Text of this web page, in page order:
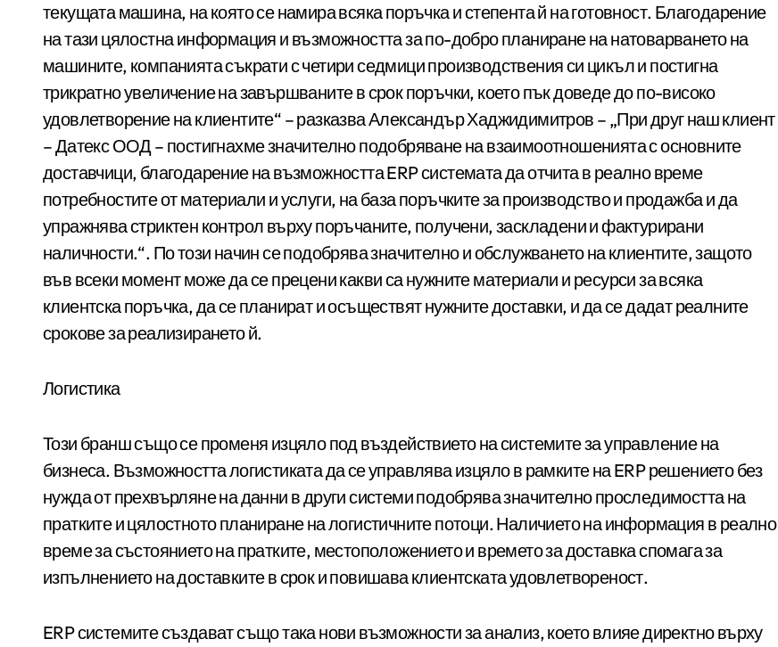
текущата машина, на която се намира всяка поръчка и степента й на готовност. Благодарение
на тази цялостна информация и възможността за по-добро планиране на натоварването на
машините, компанията съкрати с четири седмици производствения си цикъл и постигна
трикратно увеличение на завършваните в срок поръчки, което пък доведе до по-високо
удовлетворение на клиентите“ – разказва Александър Хаджидимитров – „При друг наш клиент
– Датекс ООД – постигнахме значително подобряване на взаимоотношенията с основните
доставчици, благодарение на възможността ERP системата да отчита в реално време
потребностите от материали и услуги, на база поръчките за производство и продажба и да
упражнява стриктен контрол върху поръчаните, получени, заскладени и фактурирани
наличности.“. По този начин се подобрява значително и обслужването на клиентите, защото
във всеки момент може да се прецени какви са нужните материали и ресурси за всяка
клиентска поръчка, да се планират и осъществят нужните доставки, и да се дадат реалните
срокове за реализирането й.
Логистика
Този бранш също се променя изцяло под въздействието на системите за управление на
бизнеса. Възможността логистиката да се управлява изцяло в рамките на ERP решението без
нужда от прехвърляне на данни в други системи подобрява значително проследимостта на
пратките и цялостното планиране на логистичните потоци. Наличието на информация в реално
време за състоянието на пратките, местоположението и времето за доставка спомага за
изпълнението на доставките в срок и повишава клиентската удовлетвореност.
ERP системите създават също така нови възможности за анализ, което влияе директно върху